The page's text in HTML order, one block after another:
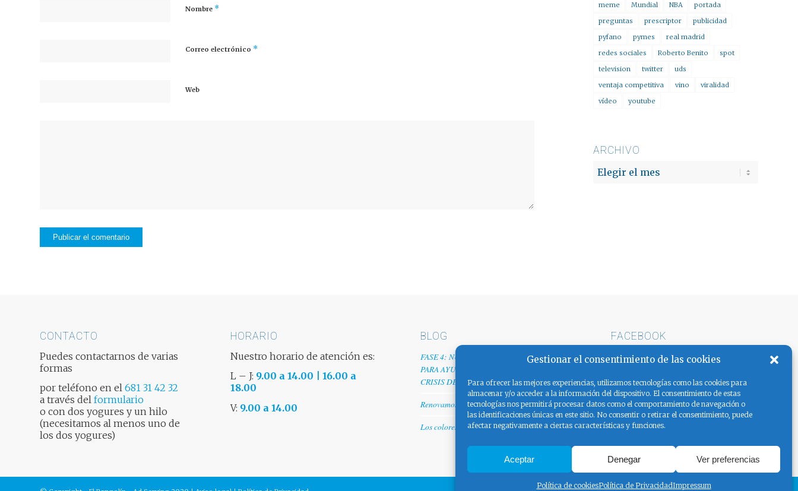
Gestionar el consentimiento de las cookies
Para ofrecer las mejores experiencias, utilizamos tecnologías como las cookies para
almacenar y/o acceder a la información del dispositivo. El consentimiento de estas
tecnologías nos permitirá procesar datos como el comportamiento de navegación o
las identificaciones únicas en este sitio. No consentir o retirar el consentimiento, puede
afectar negativamente a ciertas características y funciones.
Aceptar Denegar Ver preferencias
Política de cookiesPolítica de PrivacidadImpressum
Nombre *
Correo electrónico *
Web
meme
Mundial NBA
portada
preguntas
prescriptor
publicidad
pyfano
pymes
real madrid
redes sociales
Roberto Benito
spot
television
twitter
uds
ventaja competitiva
vino
viralidad
vídeo
youtube
ARCHIVO
CONTACTO
Puedes contactarnos de varias
formas
por teléfono en el 681 31 42 32
a través del formulario
o con dos yogures y un hilo
(necesitamos al menos uno de
los dos yogures)
HORARIO
Nuestro horario de atención es:
L – J: 9.00 a 14.00 | 16.00 a
18.00
V: 9.00 a 14.00
BLOG
FASE 4: NUESTRO GRANITO DE ARENA
PARA AYUDAR A EMPRESAS TRAS LA
CRISIS DEL COVID-19
Renovamos web
Los colores de España
FACEBOOK